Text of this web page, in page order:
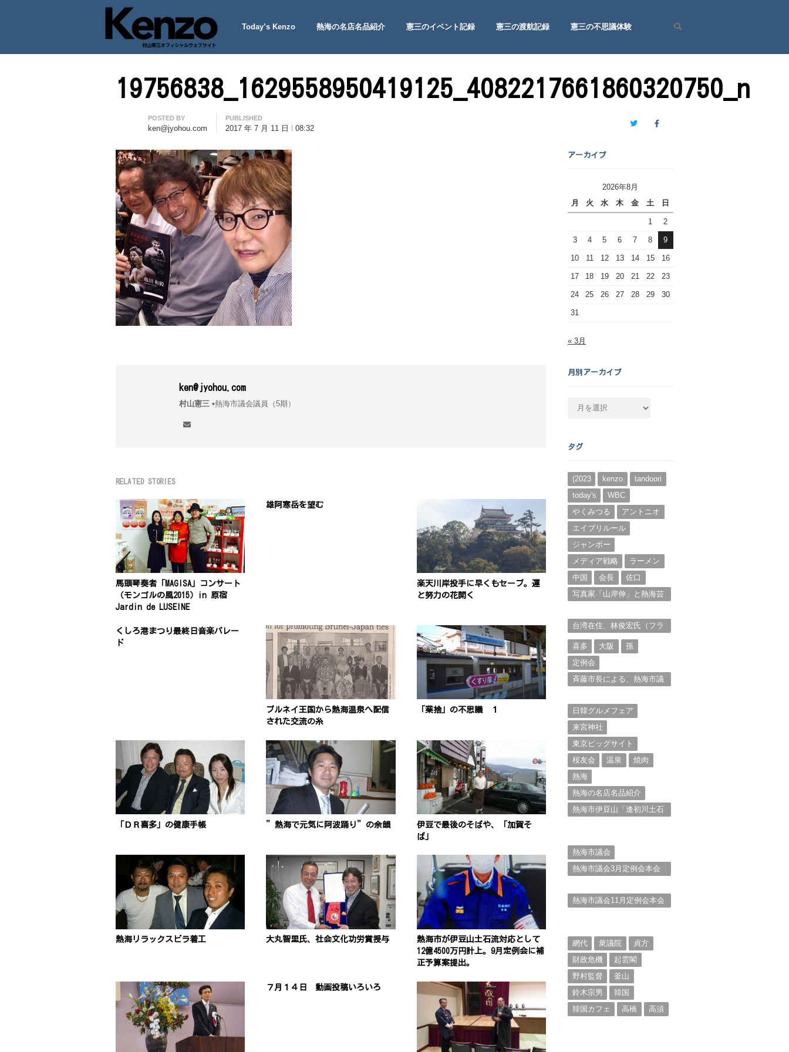
七転八起 – 村山憲三 Official Site
村山憲三ウェブサイト
Today’s Kenzo 熱海の名店名品紹介 憲三のイベント記録 憲三の渡航記録
憲三の不思議体験
19756838_1629558950419125_4082217661860320750_n
Author
POSTED BY
ken@jyohou.com
PUBLISHED
2017 年 7 月 11 日 08:32 TwitterFacebook
ken@jyohou.com
村山憲三 ▪︎熱海市議会議員（5期）
RELATED STORIES
馬頭琴奏者「MAGISA」コンサート
（モンゴルの風2015）in 原宿
Jardin de LUSEINE
雄阿寒岳を望む
楽天川岸投手に早くもセーブ。運
と努力の花開く
くしろ港まつり最終日音楽パレー
ド
ブルネイ王国から熱海温泉へ配信
された交流の糸
「業捨」の不思議 １
「ＤＲ喜多」の健康手帳 ”熱海で元気に阿波踊り”の余韻
伊豆で最後のそばや、「加賀そ
ば」
熱海リラックスビラ着工 大丸智里氏、社会文化功労賞授与
熱海市が伊豆山土石流対応として
12億4500万円計上。9月定例会に補
正予算案提出。
７月１４日 動画投稿いろいろ
アーカイブ
2026年8月
月
火 水 木 金 土 日
1 2
3 4 5 6 7 8 9
10 11 12 13 14 15 16
17 18 19 20 21 22 23
24 25 26 27 28 29 30
31
« 3月
月別アーカイブ
カ
ブ
タグ
(2023 kenzo
tandoori
today's
WBC
やくみつる
アントニオ
エイプリルール
ジャンボー
メディア戦略
ラーメン
中国
会長
佐口
写真家「山岸伸」と熱海芸
台湾在住、林俊宏氏（フラ
喜多
大阪
孫
定例会
斉藤市長による、熱海市議
日韓グルメフェア
来宮神社
東京ビッグサイト
桜友会
温泉
焼肉
熱海
熱海の名店名品紹介
熱海市伊豆山「逢初川土石
熱海市議会
熱海市議会3月定例会本会
熱海市議会11月定例会本会
網代
衆議院
貞方
財政危機
起雲閣
野村監督
釜山
鈴木宗男
韓国
韓国カフェ
高橋 高須